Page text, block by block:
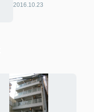
2016.10.23